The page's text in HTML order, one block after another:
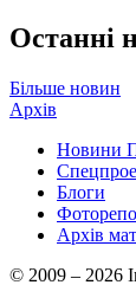
Останні
Більше новин
Архів
Новини
Блоги
Архів
© 2009 – 2026